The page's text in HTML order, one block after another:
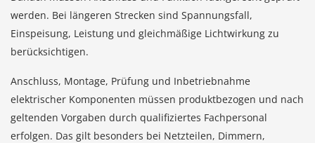
werden. Bei längeren Strecken sind Spannungsfall,
Einspeisung, Leistung und gleichmäßige Lichtwirkung zu
berücksichtigen.
Anschluss, Montage, Prüfung und Inbetriebnahme
elektrischer Komponenten müssen produktbezogen und nach
geltenden Vorgaben durch qualifiziertes Fachpersonal
erfolgen. Das gilt besonders bei Netzteilen, Dimmern,